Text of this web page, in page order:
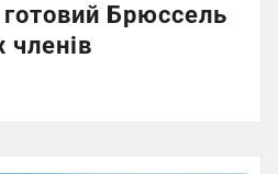
готовий Брюссель
членів